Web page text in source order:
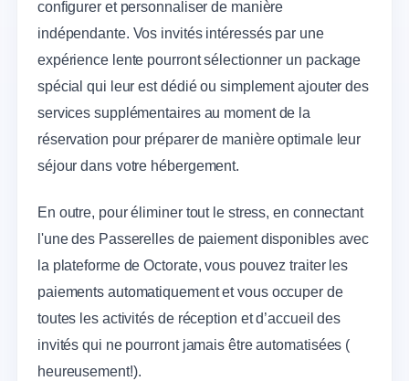
configurer et personnaliser de manière
indépendante. Vos invités intéressés par une
expérience lente pourront sélectionner un package
spécial qui leur est dédié ou simplement ajouter des
services supplémentaires au moment de la
réservation pour préparer de manière optimale leur
séjour dans votre hébergement.
En outre, pour éliminer tout le stress, en connectant
l'une des Passerelles de paiement disponibles avec
la plateforme de Octorate, vous pouvez traiter les
paiements automatiquement et vous occuper de
toutes les activités de réception et d’accueil des
invités qui ne pourront jamais être automatisées (
heureusement!).